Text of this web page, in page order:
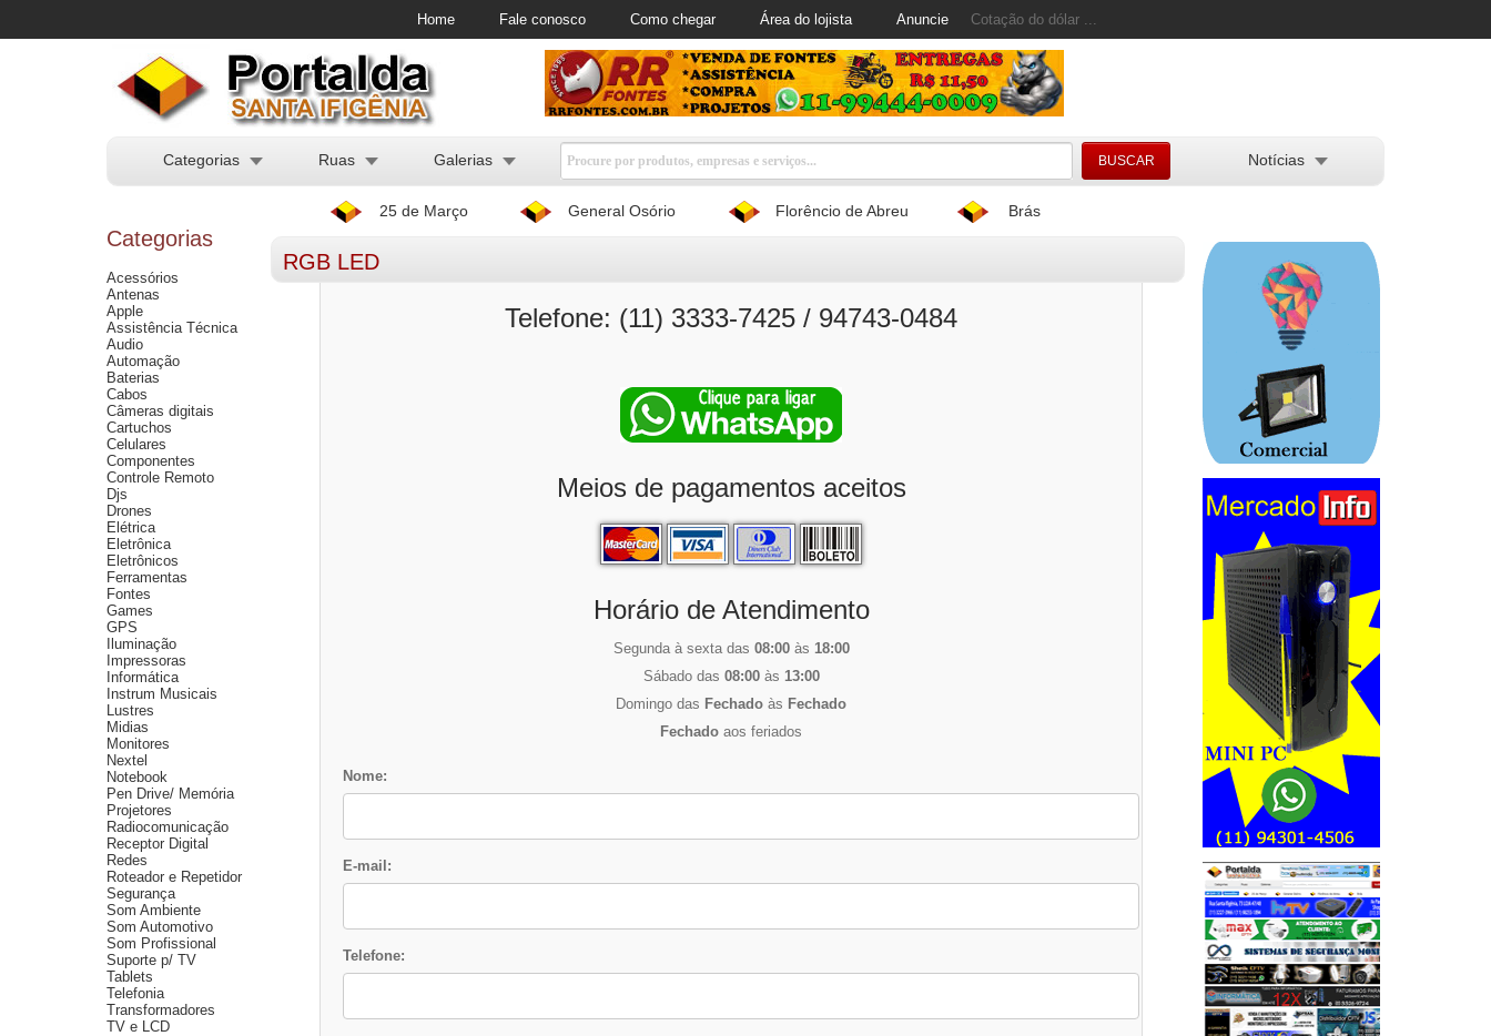
Home Fale conosco Como chegar Área do lojista Anuncie Cotação do dólar ...
Categorias Ruas Galerias Notícias
25 de Março General Osório Florêncio de Abreu Brás
Categorias
Acessórios
Antenas
Apple
Assistência Técnica
Audio
Automação
Baterias
Cabos
Câmeras digitais
Cartuchos
Celulares
Componentes
Controle Remoto
Djs
Drones
Elétrica
Eletrônica
Eletrônicos
Ferramentas
Fontes
Games
GPS
Iluminação
Impressoras
Informática
Instrum Musicais
Lustres
Midias
Monitores
Nextel
Notebook
Pen Drive/ Memória
Projetores
Radiocomunicação
Receptor Digital
Redes
Roteador e Repetidor
Segurança
Som Ambiente
Som Automotivo
Som Profissional
Suporte p/ TV
Tablets
Telefonia
Transformadores
TV e LCD
RGB LED
Telefone: (11) 3333-7425 / 94743-0484
Meios de pagamentos aceitos
Horário de Atendimento
Segunda à sexta das 08:00às 18:00
Sábado das 08:00às 13:00
Domingo das Fechado às Fechado
Fechado aos feriados
Nome:
E-mail:
Telefone: